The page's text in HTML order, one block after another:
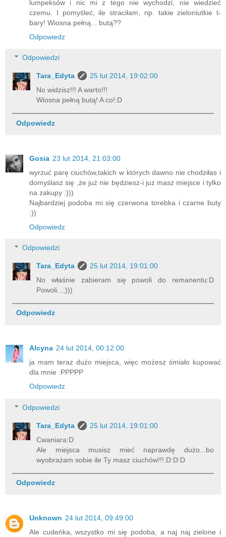
lumpeksów i nic mi z tego nie wychodzi, nie wiedzieć
czemu. I pomyśleć, ile straciłam, np. takie zieloniutkie t-
bary! Wiosna pełną... butą??
Odpowiedz
Odpowiedzi
Tara_Edyta
25 lut 2014, 19:02:00
No widzisz!!! A warto!!!
Wiosna pełną butą! A co!:D
Odpowiedz
Gosia 23 lut 2014, 21:03:00
wyrzuć parę ciuchów,takich w których dawno nie chodziłas i
domyślasz się ,że już nie będziesz-i juz masz miejsce i tylko
na zakupy :)))
Najbardziej podoba mi się czerwona torebka i czarne buty
:))
Odpowiedz
Odpowiedzi
Tara_Edyta
25 lut 2014, 19:01:00
No właśnie zabieram się powoli do remanentu:D
Powoli...;)))
Odpowiedz
Alcyna 24 lut 2014, 00:12:00
ja mam teraz dużo miejsca, więc możesz śmiało kupować
dla mnie :PPPPP
Odpowiedz
Odpowiedzi
Tara_Edyta
25 lut 2014, 19:01:00
Cwaniara:D
Ale miejsca musisz mieć naprawdę dużo...bo
wyobrażam sobie ile Ty masz ciuchów!!!:D:D:D
Odpowiedz
Unknown 24 lut 2014, 09:49:00
Ale cudeńka, wszystko mi się podoba, a naj naj zielone i